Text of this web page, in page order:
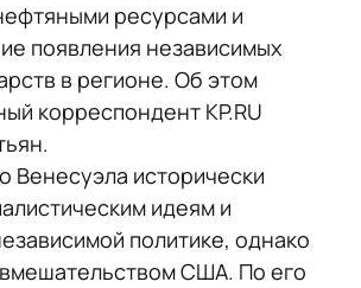
ресурсами и
появления независимых
в регионе. Об этом
корреспондент KP.RU
Венесуэла исторически
идеям и
политике, однако
США. По его